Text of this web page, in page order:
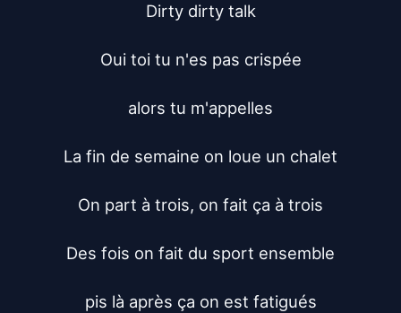
Dirty dirty talk
Oui toi tu n'es pas crispée
alors tu m'appelles
La fin de semaine on loue un chalet
On part à trois, on fait ça à trois
Des fois on fait du sport ensemble
pis là après ça on est fatigués